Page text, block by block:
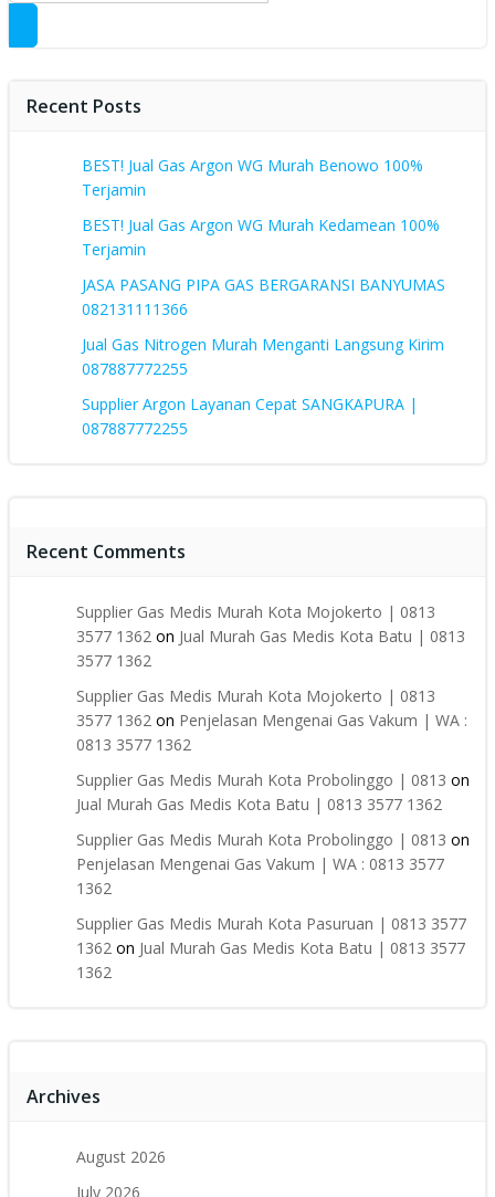
Recent Posts
BEST! Jual Gas Argon WG Murah Benowo 100%
Terjamin
BEST! Jual Gas Argon WG Murah Kedamean 100%
Terjamin
JASA PASANG PIPA GAS BERGARANSI BANYUMAS
082131111366
Jual Gas Nitrogen Murah Menganti Langsung Kirim
087887772255
Supplier Argon Layanan Cepat SANGKAPURA |
087887772255
Recent Comments
Supplier Gas Medis Murah Kota Mojokerto | 0813
3577 1362 on Jual Murah Gas Medis Kota Batu | 0813
3577 1362
Supplier Gas Medis Murah Kota Mojokerto | 0813
3577 1362 on Penjelasan Mengenai Gas Vakum | WA :
0813 3577 1362
Supplier Gas Medis Murah Kota Probolinggo | 0813 on
Jual Murah Gas Medis Kota Batu | 0813 3577 1362
Supplier Gas Medis Murah Kota Probolinggo | 0813 on
Penjelasan Mengenai Gas Vakum | WA : 0813 3577
1362
Supplier Gas Medis Murah Kota Pasuruan | 0813 3577
1362 on Jual Murah Gas Medis Kota Batu | 0813 3577
1362
Archives
August 2026
July 2026